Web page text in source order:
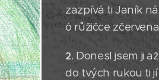
zazpívá ti Janík
ó růžičce
2. Donesl jsem ji
do tvých rukou ti